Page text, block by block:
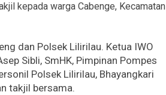
kepada warga Cabenge, Kecamatan
dan Polsek Lilirilau. Ketua IWO
Sibli, SmHK, Pimpinan Pompes
Polsek Lilirilau, Bhayangkari
takjil bersama.